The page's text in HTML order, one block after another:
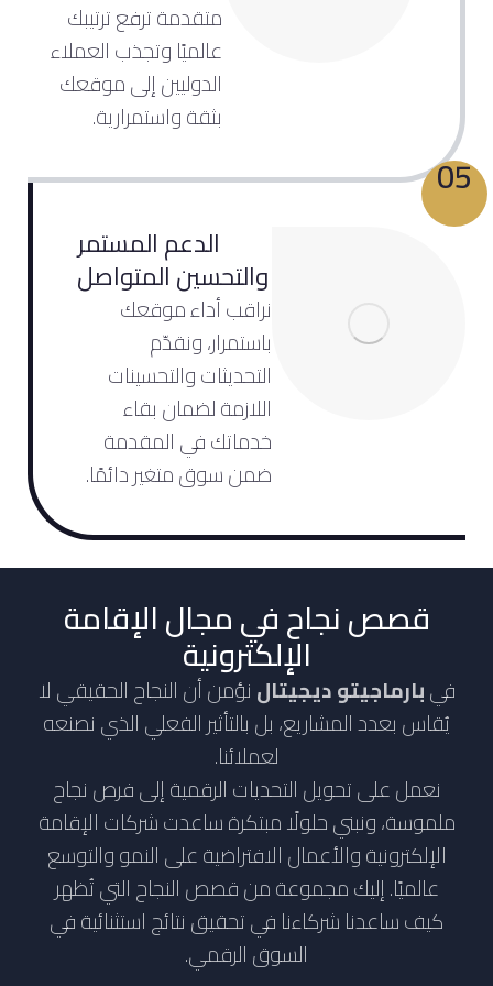
متقدمة ترفع ترتيبك
عالميًا وتجذب العملاء
الدوليين إلى موقعك
بثقة واستمرارية.
05
الدعم المستمر
والتحسين المتواصل
نراقب أداء موقعك
باستمرار، ونقدّم
التحديثات والتحسينات
اللازمة لضمان بقاء
خدماتك في المقدمة
ضمن سوق متغير دائمًا.
قصص نجاح في مجال الإقامة
الإلكترونية
فيبارماجيتو ديجيتالنؤمن أن النجاح الحقيقي لا
يُقاس بعدد المشاريع، بل بالتأثير الفعلي الذي نصنعه
لعملائنا.
نعمل على تحويل التحديات الرقمية إلى فرص نجاح
ملموسة، ونبني حلولًا مبتكرة ساعدت شركات الإقامة
الإلكترونية والأعمال الافتراضية على النمو والتوسع
عالميًا. إليك مجموعة من قصص النجاح التي تُظهر
كيف ساعدنا شركاءنا في تحقيق نتائج استثنائية في
السوق الرقمي.